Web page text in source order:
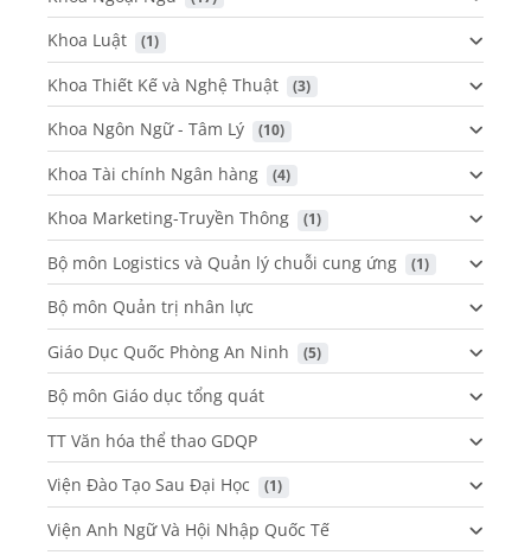
Khoa Luật (1)
Khoa Thiết Kế và Nghệ Thuật (3)
Khoa Ngôn Ngữ - Tâm Lý (10)
Khoa Tài chính Ngân hàng (4)
Khoa Marketing-Truyền Thông (1)
Bộ môn Logistics và Quản lý chuỗi cung ứng (1)
Bộ môn Quản trị nhân lực
Giáo Dục Quốc Phòng An Ninh
(5)
Bộ môn Giáo dục tổng quát
TT Văn hóa thể thao GDQP
Viện Đào Tạo Sau Đại Học
(1)
Viện Anh Ngữ Và Hội Nhập Quốc Tế